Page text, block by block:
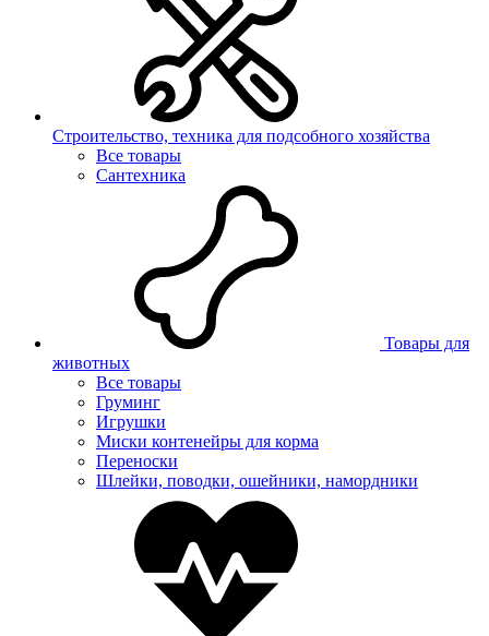
Строительство, техника для подсобного хозяйства
Все товары
Сантехника
Товары для
животных
Все товары
Груминг
Игрушки
Миски контенейры для корма
Переноски
Шлейки, поводки, ошейники, намордники